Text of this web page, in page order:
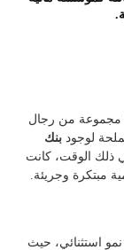
مجموعة من رجال
لوجود بنك
ذلك الوقت، كانت
مبتكرة وجريئة.
استثنائي، حيث